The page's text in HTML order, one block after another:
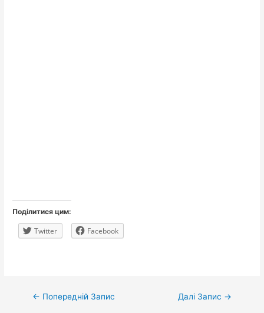
Поділитися цим:
Twitter Facebook
Навігація
← Попередній Запис Далі Запис →